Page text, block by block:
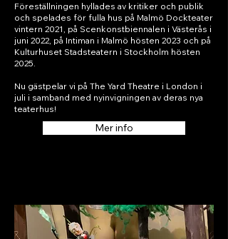
Föreställningen hyllades av kritiker och publik
och spelades för fulla hus på Malmö Dockteater
vintern 2021, på Scenkonstbiennalen i Västerås i
juni 2022, på Intiman i Malmö hösten 2023 och på
Kulturhuset Stadsteatern i Stockholm hösten
2025.
Nu gästpelar vi på The Yard Theatre i London i
juli i samband med nyinvigningen av deras nya
teaterhus!
Mer info